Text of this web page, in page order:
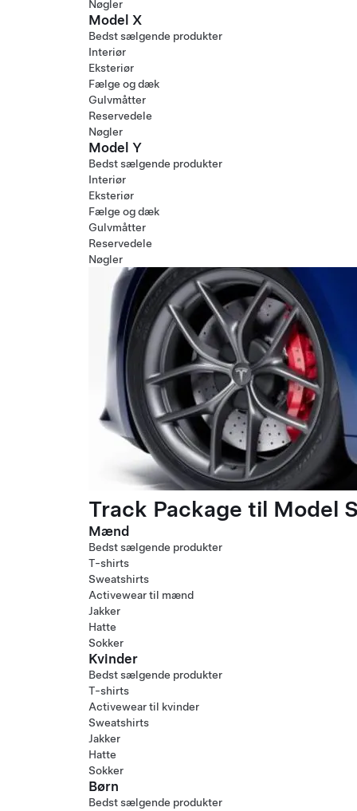
Nøgler
Model X
Bedst sælgende produkter
Interiør
Eksteriør
Fælge og dæk
Gulvmåtter
Reservedele
Nøgler
Model Y
Bedst sælgende produkter
Interiør
Eksteriør
Fælge og dæk
Gulvmåtter
Reservedele
Nøgler
Track Package til Model
Mænd
Bedst sælgende produkter
T-shirts
Sweatshirts
Activewear til mænd
Jakker
Hatte
Sokker
Kvinder
Bedst sælgende produkter
T-shirts
Activewear til kvinder
Sweatshirts
Jakker
Hatte
Sokker
Børn
Bedst sælgende produkter